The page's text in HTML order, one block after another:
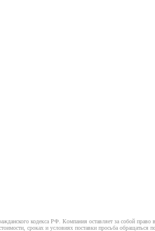
кодекса РФ. Компания оставляет за собой право
сроках и условиях поставки просьба обращаться